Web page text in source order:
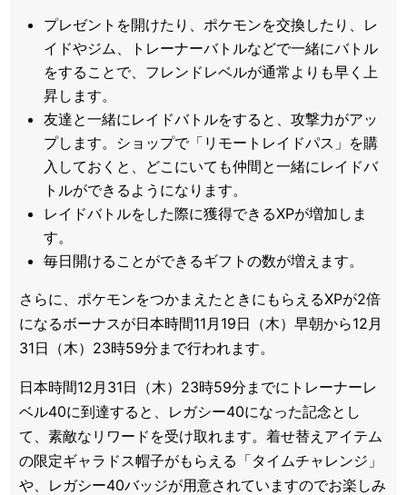
プレゼントを開けたり、ポケモンを交換したり、レ
イドやジム、トレーナーバトルなどで一緒にバトル
をすることで、フレンドレベルが通常よりも早く上
昇します。
友達と一緒にレイドバトルをすると、攻撃力がアッ
プします。ショップで「リモートレイドパス」を購
入しておくと、どこにいても仲間と一緒にレイドバ
トルができるようになります。
レイドバトルをした際に獲得できるXPが増加しま
す。
毎日開けることができるギフトの数が増えます。
さらに、ポケモンをつかまえたときにもらえるXPが2倍
になるボーナスが日本時間11月19日（木）早朝から12月
31日（木）23時59分まで行われます。
日本時間12月31日（木）23時59分までにトレーナーレ
ベル40に到達すると、レガシー40になった記念とし
て、素敵なリワードを受け取れます。着せ替えアイテム
の限定ギャラドス帽子がもらえる「タイムチャレンジ」
や、レガシー40バッジが用意されていますのでお楽しみ